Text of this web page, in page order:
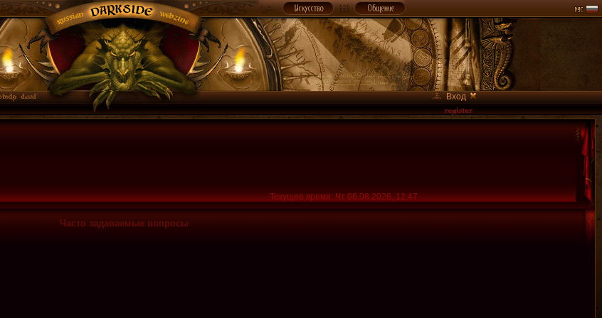
Вход
Текущее время: Чт 06.08.2026, 12:47
Часто задаваемые вопросы